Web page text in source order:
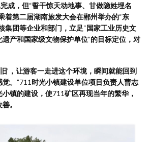
成，但“誓干惊天动地事、甘做隐姓埋名
着第二届湖南旅发大会在郴州举办的“东
集团等企业和部门，立足“国家工业历史文
产和国家级文物保护单位”的目标定位，对
’ ，让游客一走进这个环境，瞬间就能回到
。 ”711 时光小镇建设单位项目负责人曹志
小镇的建设，使711矿区再现当年的繁华，
。